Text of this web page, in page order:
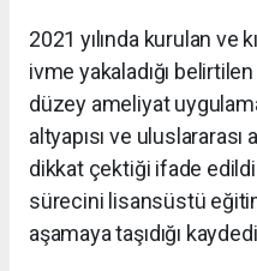
2021 yılında kurulan ve
ivme yakaladığı
düzey ameliyat
altyapısı ve
dikkat çektiği ifade
sürecini lisansüstü
aşamaya taşıdığı